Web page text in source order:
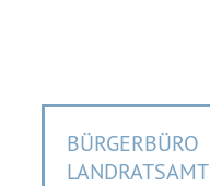
BÜRGERBÜRO
LANDRATSAMT